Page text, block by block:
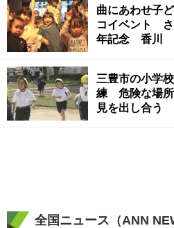
曲にあわせ子
コイベント さ
年記念 香川
三豊市の小学
練 危険な場所
見を出し合う
全国ニュース（ANN